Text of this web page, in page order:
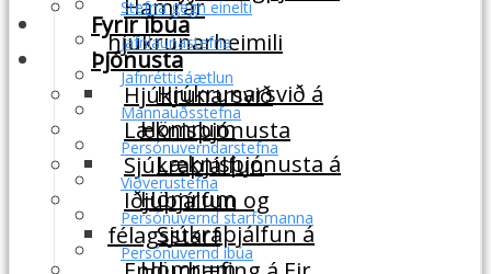
Fyrir íbúa
Þjónusta
Hjúkrunarsvið
Læknisþjónusta
Sjúkraþjálfun
Iðjuþjálfun og
félagsstarf
Hamrar
hjúkrunarheimili
Hjúkrunarsvið á
Hömrum
Læknisþjónusta á
Hömrum
Sjúkraþjálfun á
Stefna gegn einelti
Jafnlaunastefna
Jafnréttisáætlun
Mannauðsstefna
Persónuverndarstefna
Viðverustefna
Persónuvernd starfsmanna
Persónuvernd íbúa